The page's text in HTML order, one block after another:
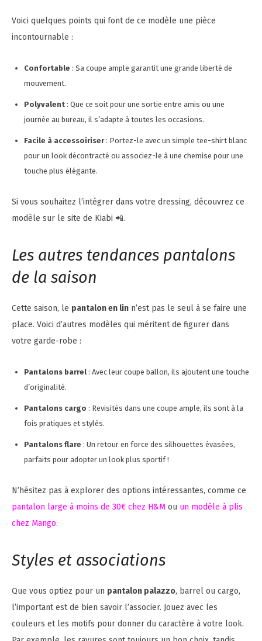
Voici quelques points qui font de ce modèle une pièce
incontournable :
Confortable : Sa coupe ample garantit une grande liberté de
mouvement.
Polyvalent : Que ce soit pour une sortie entre amis ou une
journée au bureau, il s’adapte à toutes les occasions.
Facile à accessoiriser: Portez-le avec un simple tee-shirt blanc
pour un look décontracté ou associez-le à une chemise pour une
touche plus élégante.
Si vous souhaitez l’intégrer dans votre dressing, découvrez ce
modèle sur le site de Kiabi 📲.
Les autres tendances pantalons
de la saison
Cette saison, le pantalon en lin n’est pas le seul à se faire une
place. Voici d’autres modèles qui méritent de figurer dans
votre garde-robe :
Pantalons barrel : Avec leur coupe ballon, ils ajoutent une touche
d’originalité.
Pantalons cargo : Revisités dans une coupe ample, ils sont à la
fois pratiques et stylés.
Pantalons flare : Un retour en force des silhouettes évasées,
parfaits pour adopter un look plus sportif !
N’hésitez pas à explorer des options intéressantes, comme ce
pantalon large à moins de 30€ chez H&M ou un modèle à plis
chez Mango.
Styles et associations
Que vous optiez pour un pantalon palazzo, barrel ou cargo,
l’important est de bien savoir l’associer. Jouez avec les
couleurs et les motifs pour donner du caractère à votre look.